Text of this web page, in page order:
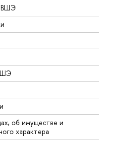
ВШЭ
об имуществе и
характера